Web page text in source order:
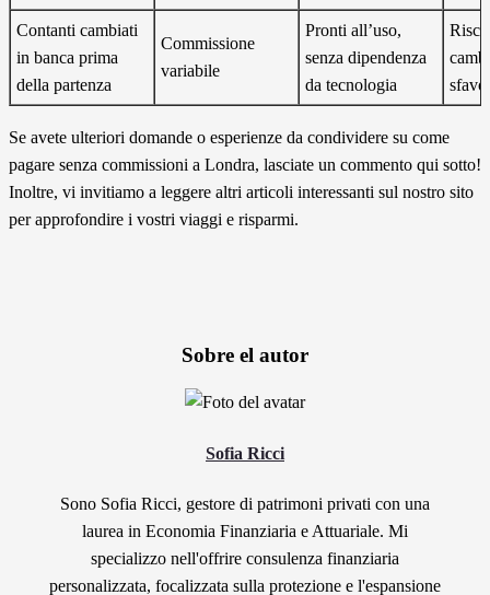
Contanti cambiati
in banca prima
della partenza
Commissione
variabile
Pronti all’uso,
senza dipendenza
da tecnologia
Se avete ulteriori domande o esperienze da condividere su come
pagare senza commissioni a Londra, lasciate un commento qui sotto!
Inoltre, vi invitiamo a leggere altri articoli interessanti sul nostro sito
per approfondire i vostri viaggi e risparmi.
Sobre el autor
Sofia Ricci
Sono Sofia Ricci, gestore di patrimoni privati con una
laurea in Economia Finanziaria e Attuariale. Mi
specializzo nell'offrire consulenza finanziaria
personalizzata, focalizzata sulla protezione e l'espansione